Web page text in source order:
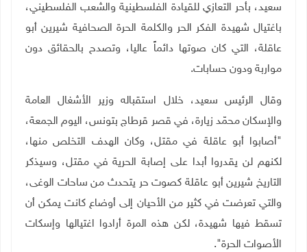
سعيد، بأحر التعازي للقيادة الفلسطينية والشعب الفلسطيني،
باغتيال شهيدة الفكر الحر والكلمة الحرة الصحافية شيرين أبو
عاقلة، التي كان صوتها دائماً عاليا، وتصدح بالحقائق دون
مواربة ودون حسابات.
وقال الرئيس سعيد، خلال استقباله وزير الأشغال العامة
والإسكان محمّد زيارة، في قصر قرطاج بتونس، اليوم الجمعة،
"أصابوا أبو عاقلة في مقتل، وكان الهدف التخلص منها،
لكنهم لن يقدروا أبدا على إصابة الحرية في مقتل، وسيذكر
التاريخ شيرين أبو عاقلة كصوت حر يتحدث من ساحات الوغى،
والتي تعرضت في كثير من الأحيان إلى أوضاع كانت يمكن أن
تسقط فيها شهيدة، لكن هذه المرة أرادوا اغتيالها وإسكات
الأصوات الحرة".